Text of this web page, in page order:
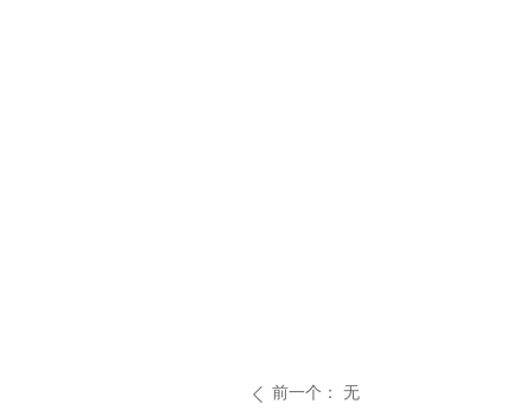
ꄴ 前一个： 无